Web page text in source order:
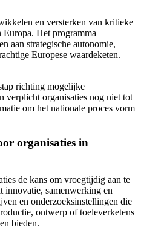
en versterken van kritieke
Het programma
aan strategische autonomie,
Europese waardeketen.
richting mogelijke
verplicht organisaties nog niet tot
om het nationale proces vorm
organisaties in
de kans om vroegtijdig aan te
innovatie, samenwerking en
en onderzoeksinstellingen die
ontwerp of toeleverketens
bieden.